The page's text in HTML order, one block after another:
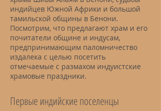
индийцев Южной Африки и большой
тамильской общины в Бенони.
Посмотрим, что предлагают храм и его
почитатели общине и индусам,
предпринимающим паломничество
издалека с целью посетить
отмечаемые с размахом индуистские
храмовые праздники.
Первые индийские поселенцы